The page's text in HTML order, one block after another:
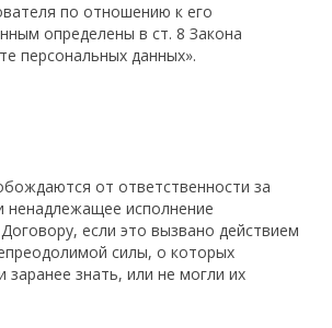
по отношению к его
определены в ст. 8 Закона
персональных данных».
от ответственности за
ненадлежащее исполнение
если это вызвано действием
силы, о которых
знать, или не могли их